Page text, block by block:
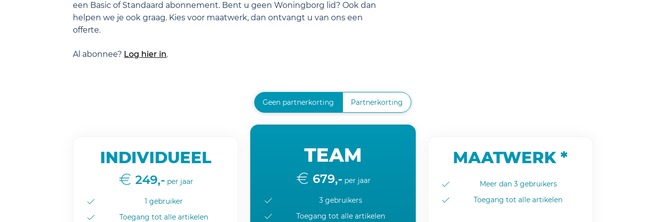
een Basic of Standaard abonnement. Bent u geen Woningborg lid? Ook dan
helpen we je ook graag. Kies voor maatwerk, dan ontvangt u van ons een
offerte.
Al abonnee? Log hier in.
Geen partnerkorting Partnerkorting
INDIVIDUEEL
249,- per jaar
1 gebruiker
Toegang tot alle artikelen
TEAM
679,- per jaar
3 gebruikers
Toegang tot alle artikelen
MAATWERK *
Meer dan 3 gebruikers
Toegang tot alle artikelen